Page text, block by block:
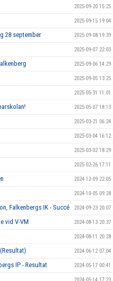
2025-09-20 15:25
2025-09-15 19:04
28 september 2025-09-08 19:39
2025-09-07 22:03
2025-09-06 14:29
2025-09-05 13:25
2025-05-31 11:01
2025-05-07 18:13
2025-03-21 06:24
2025-03-04 16:12
2025-03-02 18:29
2025-02-26 17:11
2024-12-09 22:05
2024-10-05 09:28
Falkenbergs IK - Succé 2024-09-23 20:07
vid V-VM 2024-08-13 20:37
2024-08-11 20:28
2024-06-12 07:04
IP - Resultat 2024-05-17 00:41